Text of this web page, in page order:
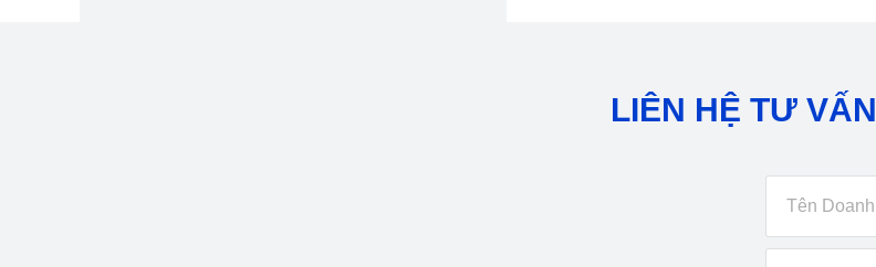
LIÊN HỆ TƯ VẤN